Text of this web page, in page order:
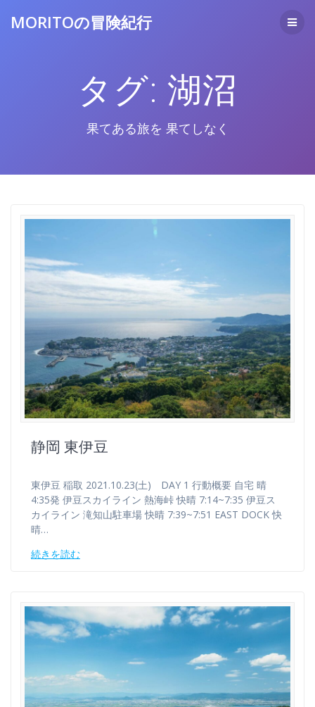
ッ
プ
MORITOの冒険紀行
タグ: 湖沼
果てある旅を 果てしなく
静岡 東伊豆
東伊豆 稲取 2021.10.23(土) DAY 1 行動概要 自宅 晴
4:35発 伊豆スカイライン 熱海峠 快晴 7:14~7:35 伊豆ス
カイライン 滝知山駐車場 快晴 7:39~7:51 EAST DOCK 快
晴…
続きを読む